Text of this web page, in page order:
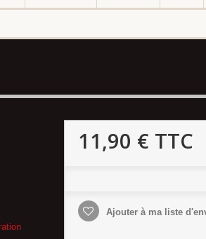
11,90 € TTC
Ajouter à ma liste